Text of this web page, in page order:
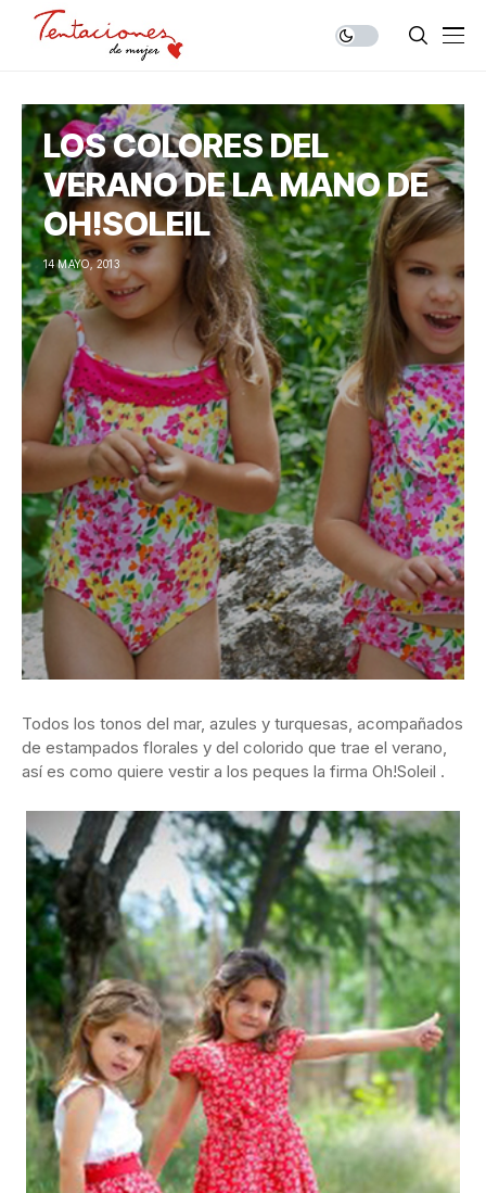
LOS COLORES DEL
VERANO DE LA MANO DE
OH!SOLEIL
14 MAYO, 2013
Todos los tonos del mar, azules y turquesas, acompañados
de estampados florales y del colorido que trae el verano,
así es como quiere vestir a los peques la firma Oh!Soleil .